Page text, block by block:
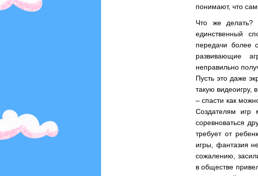
понимают, что
Что же делать?
единственный
передачи более
развивающие
неправильно
Пусть это даже
такую видеоигру,
– спасти как
Создателям игр
соревноваться
требует от
игры, фантазия
сожалению,
в обществе